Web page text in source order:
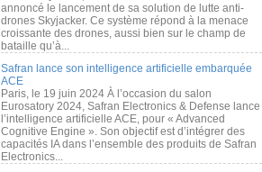
annoncé le lancement de sa solution de lutte anti-
drones Skyjacker. Ce système répond à la menace
croissante des drones, aussi bien sur le champ de
bataille qu’à...
Safran lance son intelligence artificielle embarquée
ACE
Paris, le 19 juin 2024 À l’occasion du salon
Eurosatory 2024, Safran Electronics & Defense lance
l’intelligence artificielle ACE, pour « Advanced
Cognitive Engine ». Son objectif est d’intégrer des
capacités IA dans l’ensemble des produits de Safran
Electronics...